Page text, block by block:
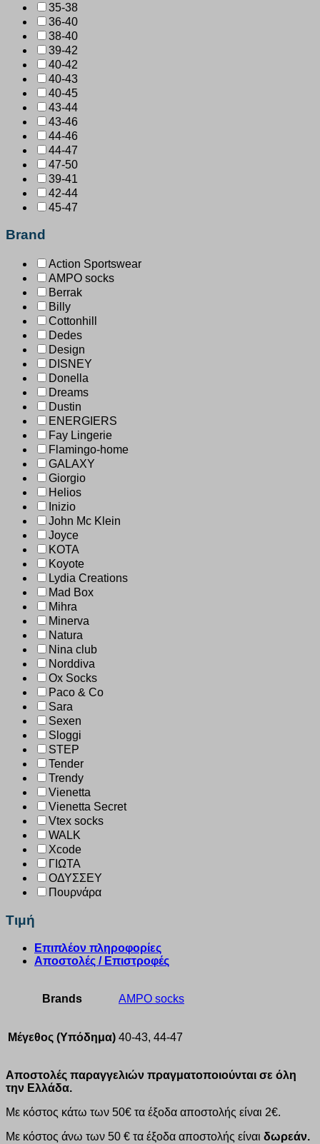
35-38
36-40
38-40
39-42
40-42
40-43
40-45
43-44
43-46
44-46
44-47
47-50
39-41
42-44
45-47
Brand
Action Sportswear
AMPO socks
Berrak
Billy
Cottonhill
Dedes
Design
DISNEY
Donella
Dreams
Dustin
ENERGIERS
Fay Lingerie
Flamingo-home
GALAXY
Giorgio
Helios
Inizio
John Mc Klein
Joyce
KOTA
Koyote
Lydia Creations
Mad Box
Mihra
Minerva
Natura
Nina club
Norddiva
Ox Socks
Paco & Co
Sara
Sexen
Sloggi
STEP
Tender
Trendy
Vienetta
Vienetta Secret
Vtex socks
WALK
Xcode
ΓΙΩΤΑ
ΟΔΥΣΣΕΥ
Πουρνάρα
Τιμή
Επιπλέον πληροφορίες
Αποστολές / Επιστροφές
Brands AMPO socks
Μέγεθος (Υπόδημα) 40-43, 44-47
Αποστολές παραγγελιών πραγματοποιούνται σε όλη
την Ελλάδα.
Με κόστος κάτω των 50€ τα έξοδα αποστολής είναι 2€.
Με κόστος άνω των 50 € τα έξοδα αποστολής είναι δωρεάν.